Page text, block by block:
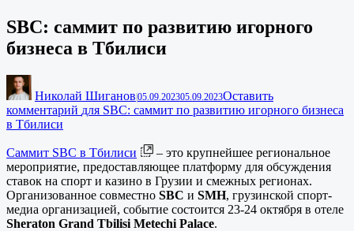
SBC: саммит по развитию игорного
бизнеса в Тбилиси
Николай Шиганов|05.09.202305.09.2023Оставить
комментарий для SBC: саммит по развитию игорного бизнеса
в Тбилиси
Саммит SBC в Тбилиси
– это крупнейшее региональное
мероприятие, предоставляющее платформу для обсуждения
ставок на спорт и казино в Грузии и смежных регионах.
Организованное совместно SBC и SMH, грузинской спорт-
медиа организацией, событие состоится 23-24 октября в отеле
Sheraton Grand Tbilisi Metechi Palace.